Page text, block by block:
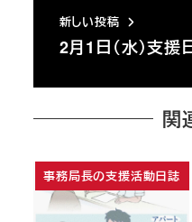
新しい投稿
2月1日（水）支援
関
事務局長の支援活動日誌